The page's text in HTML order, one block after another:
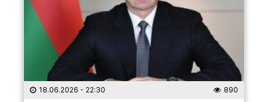
18.06.2026 - 22:30 890